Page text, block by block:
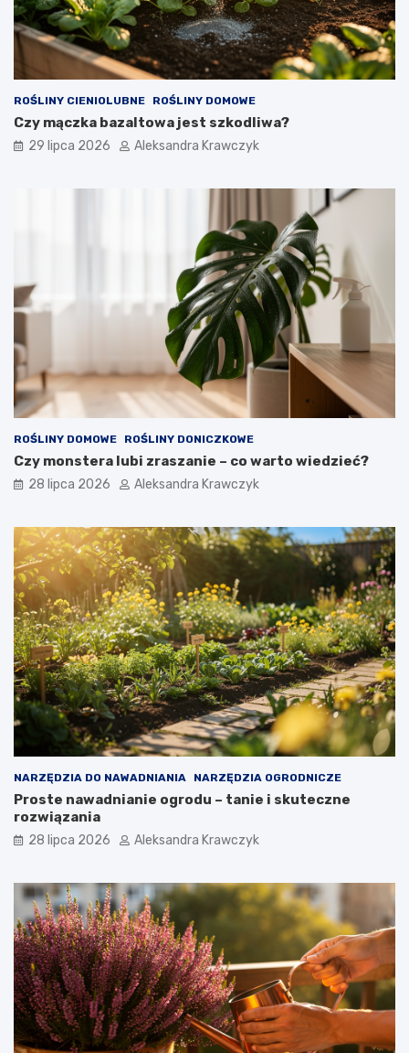
ROŚLINY CIENIOLUBNE ROŚLINY DOMOWE
Czy mączka bazaltowa jest szkodliwa?
29 lipca 2026 Aleksandra Krawczyk
ROŚLINY DOMOWE ROŚLINY DONICZKOWE
Czy monstera lubi zraszanie – co warto wiedzieć?
28 lipca 2026 Aleksandra Krawczyk
NARZĘDZIA DO NAWADNIANIA NARZĘDZIA OGRODNICZE
Proste nawadnianie ogrodu – tanie i skuteczne
rozwiązania
28 lipca 2026 Aleksandra Krawczyk